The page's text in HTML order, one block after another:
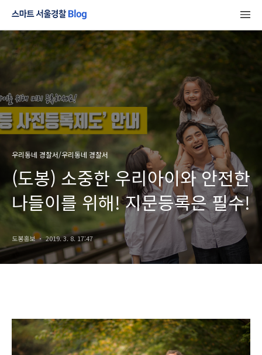
우리동네 경찰서/우리동네 경찰서
(도봉) 소중한 우리아이와 안전한
나들이를 위해! 지문등록은 필수!
도봉홍보 2019. 3. 8. 17:47